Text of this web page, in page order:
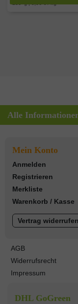
Alle
Mein Konto
Anmelden
Registrieren
Merkliste
Warenkorb / Kasse
Vertrag widerrufen
AGB
Widerrufsrecht
Impressum
DHL GoGreen